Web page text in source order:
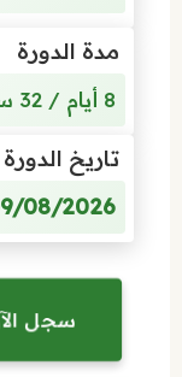
مدة الدورة
8 أيام / 32 ساعة / من 6م إلى 10م
تاريخ الدورة
08/2026
سجل